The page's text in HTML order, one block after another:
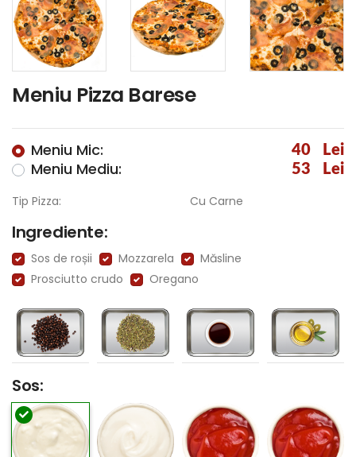
Meniu Pizza Barese
Meniu Mic: 40 Lei
Meniu Mediu: 53
Lei
Tip Pizza:
Cu Carne
Ingrediente:
Sos de roșii Mozzarela
Măsline
Prosciutto crudo
Oregano
Sos: